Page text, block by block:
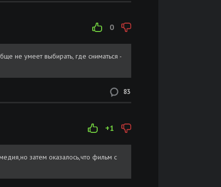
Размер: 74.6 MB Скачать
Скачать
0
не умеет выбирать, где сниматься -
83
+1
затем оказалось,что фильм с